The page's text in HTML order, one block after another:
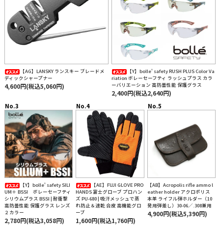
【AG】LANSKY ランスキー ブレードメ
ディックシャープナー
4,600円(税込5,060円)
【Y】bolle' safety RUSH PLUS Color Va
riation ボレーセーフティ ラッシュプラス カラ
ーバリエーション 高防曇性能 保護グラス
2,400円(税込2,640円)
【Y】bolle' safety SILI
UM＋ BSSI ボレーセーフティ
シリウムプラス BSSI | 耐衝撃
高防曇性能 保護グラス レンズ
２カラー
2,780円(税込3,058円)
【AE】FUJI GLOVE PRO
HANDS 富士グローブ プロハン
ズ PU-680 | 吸汗メッシュで蒸
れ防止＆速乾 合皮 高機能グロ
ーブ
1,600円(税込1,760円)
【AB】Acropolis rifle ammo l
eather holder アクロポリス
本革 ライフル弾ホルダー（10
発用弾差し）30-06／.308兼用
4,900円(税込5,390円)